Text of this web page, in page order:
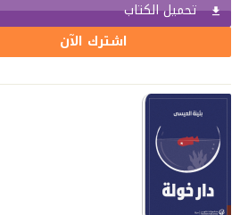
تحميل الكتاب
اشترك الآن